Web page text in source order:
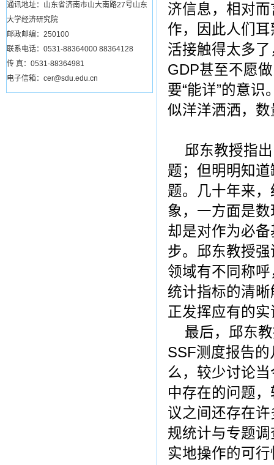
通讯地址：山东省济南市山大南路27号山东
大学经济研究院
邮政邮编：250100
联系电话：0531-88364000 88364128
传 真：0531-88364981
电子信箱：cer@sdu.edu.cn
济信息，相对而
作，因此人们
活接触得太多
GDP甚至不愿
要“能详”的意
似洋洋洒洒，数
邱东教授指
题；但明明知
题。几十年来
象，一方面是
却是对作为必
步。邱东教授
领域有不同称
统计指标的清
正发挥应有的
最后，邱东
SSF测度报告
么，较少讨论
中存在的问题
议之间还存在
规统计与专题
实地操作的可行